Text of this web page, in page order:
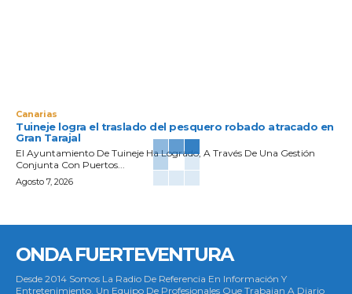
Canarias
Tuineje logra el traslado del pesquero robado atracado en
Gran Tarajal
El Ayuntamiento De Tuineje Ha Logrado, A Través De Una Gestión
Conjunta Con Puertos...
Agosto 7, 2026
ONDA FUERTEVENTURA
Desde 2014 Somos La Radio De Referencia En Información Y
Entretenimiento. Un Equipo De Profesionales Que Trabajan A Diario